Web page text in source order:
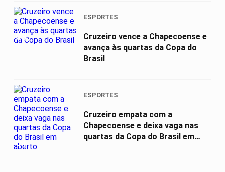
03
ESPORTES
Cruzeiro vence a Chapecoense e
avança às quartas da Copa do
Brasil
04
ESPORTES
Cruzeiro empata com a
Chapecoense e deixa vaga nas
quartas da Copa do Brasil em